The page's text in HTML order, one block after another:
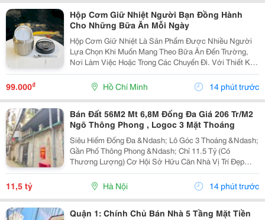
Hộp Cơm Giữ Nhiệt Người Bạn Đồng Hành
Cho Những Bữa Ăn Mỗi Ngày
Hộp Cơm Giữ Nhiệt Là Sản Phẩm Được Nhiều Người
Lựa Chọn Khi Muốn Mang Theo Bữa Ăn Đến Trường,
Nơi Làm Việc Hoặc Trong Các Chuyến Đi. Với Thiết Kế
Tiện Lợi, Sản Phẩm Giúp Việc Chuẩn Bị Và Mang Cơm
Trở Nên Đơn Giản Hơn, Đồng Thời Tạo Sự Chủ Động
Trong...
99.000₫ Hồ Chí Minh 14 phút trước
Bán Đất 56M2 Mt 6,8M Đống Đa Giá 206 Tr/M2
Ngõ Thông Phong , Logoc 3 Mặt Thoáng
Siêu Hiếm Đống Đa &Ndash; Lô Góc 3 Thoáng &Ndash;
Gần Phố Thông Phong &Ndash; Chỉ 11.5 Tỷ (Có
Thương Lượng) Cơ Hội Sở Hữu Căn Nhà Vị Trí Đẹp
Giữa Trung Tâm Quận Đống Đa, Chỉ Vài Bước Chân Ra
Phố Thông Phong &Ndash; Khu Vực Dân Trí Cao, Giao
Thông...
11,5 tỷ Hà Nội 14 phút trước
Quận 1: Chính Chủ Bán Nhà 5 Tầng Mặt Tiền